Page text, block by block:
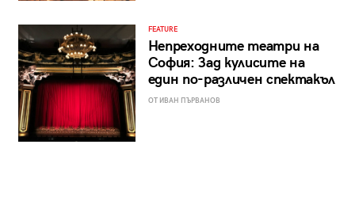
FEATURE
Непреходните театри на
София: Зад кулисите на
един по-различен спектакъл
ОТ ИВАН ПЪРВАНОВ